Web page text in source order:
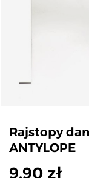
Rajstopy
ANTYLOPE
9,90 zł